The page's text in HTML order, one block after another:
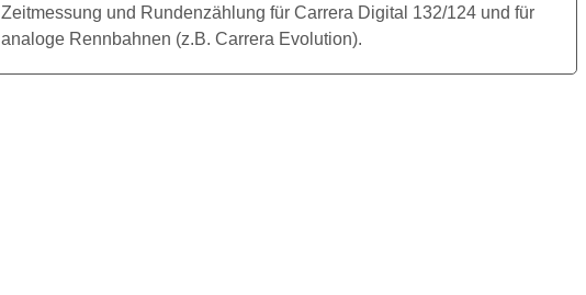
Zeitmessung und Rundenzählung für Carrera Digital 132/124 und für
analoge Rennbahnen (z.B. Carrera Evolution).